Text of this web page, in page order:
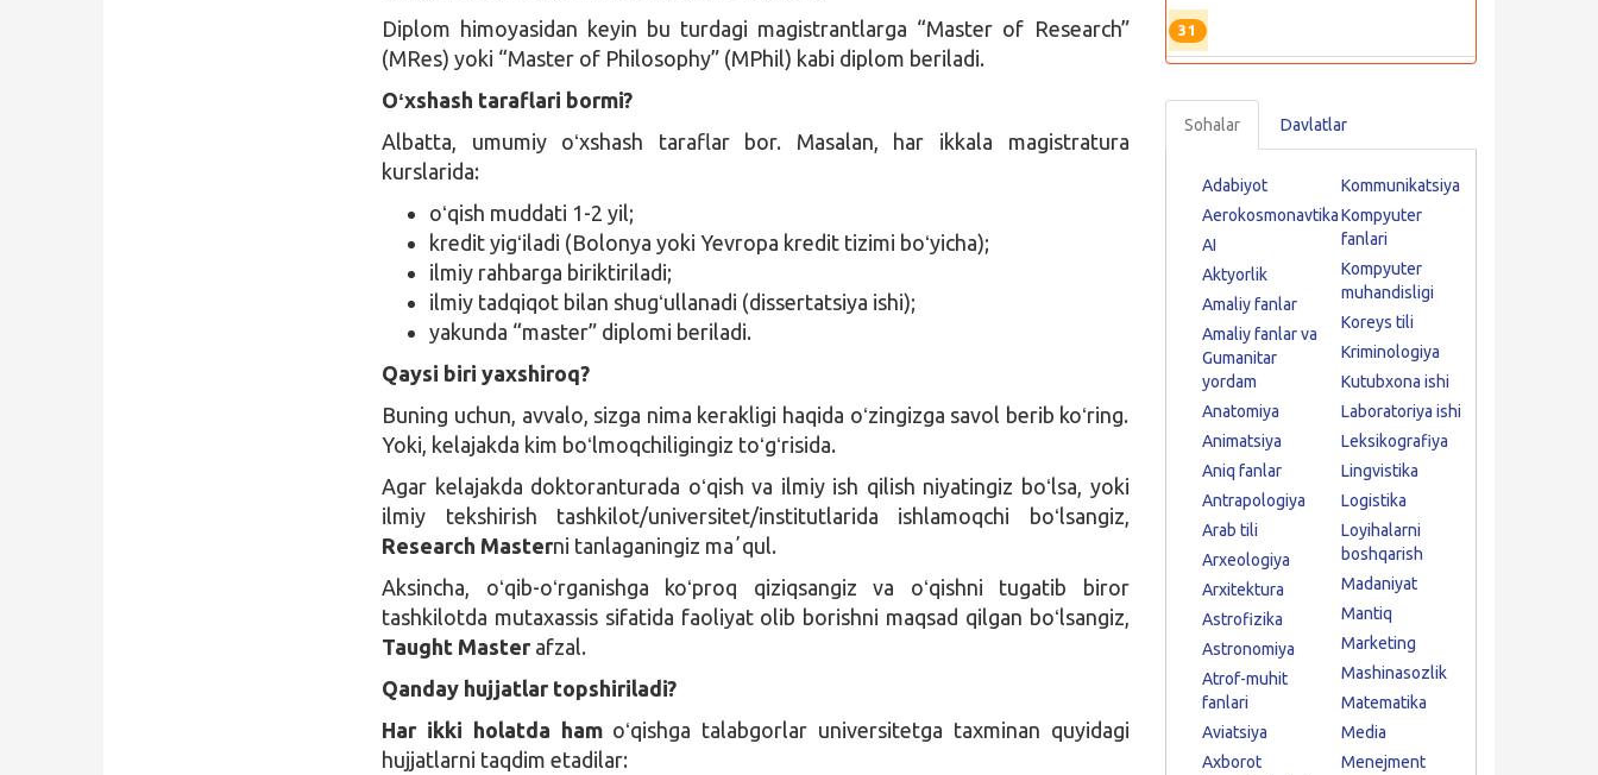
Diplom himoyasidan keyin bu turdagi magistrantlarga “Master of Research”
(MRes) yoki “Master of Philosophy” (MPhil) kabi diplom beriladi.
Oʻxshash taraflari bormi?
Albatta, umumiy oʻxshash taraflar bor. Masalan, har ikkala magistratura
kurslarida:
oʻqish muddati 1-2 yil;
kredit yigʻiladi (Bolonya yoki Yevropa kredit tizimi boʻyicha);
ilmiy rahbarga biriktiriladi;
ilmiy tadqiqot bilan shugʻullanadi (dissertatsiya ishi);
yakunda “master” diplomi beriladi.
Qaysi biri yaxshiroq?
Buning uchun, avvalo, sizga nima kerakligi haqida oʻzingizga savol berib koʻring.
Yoki, kelajakda kim boʻlmoqchiligingiz toʻgʻrisida.
Agar kelajakda doktoranturada oʻqish va ilmiy ish qilish niyatingiz boʻlsa, yoki
ilmiy tekshirish tashkilot/universitet/institutlarida ishlamoqchi boʻlsangiz,
Research Masterni tanlaganingiz maʼqul.
Aksincha, oʻqib-oʻrganishga koʻproq qiziqsangiz va oʻqishni tugatib biror
tashkilotda mutaxassis sifatida faoliyat olib borishni maqsad qilgan boʻlsangiz,
Taught Master afzal.
Qanday hujjatlar topshiriladi?
Har ikki holatda hamoʻqishga talabgorlar universitetga taxminan quyidagi
hujjatlarni taqdim etadilar:
31
Sohalar Davlatlar
Adabiyot
Aerokosmonavtika
AI
Aktyorlik
Amaliy fanlar
Amaliy fanlar va
Gumanitar
yordam
Anatomiya
Animatsiya
Aniq fanlar
Antrapologiya
Arab tili
Arxeologiya
Arxitektura
Astrofizika
Astronomiya
Atrof-muhit
fanlari
Aviatsiya
Axborot
Kommunikatsiya
Kompyuter
fanlari
Kompyuter
muhandisligi
Koreys tili
Kriminologiya
Kutubxona ishi
Laboratoriya ishi
Leksikografiya
Lingvistika
Logistika
Loyihalarni
boshqarish
Madaniyat
Mantiq
Marketing
Mashinasozlik
Matematika
Media
Menejment